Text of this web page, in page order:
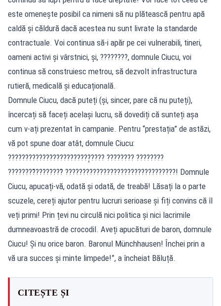
este omenește posibil ca nimeni să nu plătească pentru apă
caldă și căldură dacă acestea nu sunt livrate la standarde
contractuale. Voi continua să-i apăr pe cei vulnerabili, tineri,
oameni activi și vârstnici, și, ????????, domnule Ciucu, voi
continua să construiesc metrou, să dezvolt infrastructura
rutieră, medicală și educațională.
Domnule Ciucu, dacă puteți (și, sincer, pare că nu puteți),
încercați să faceți același lucru, să dovediți că sunteți așa
cum v-ați prezentat în campanie. Pentru “prestația” de astăzi,
vă pot spune doar atât, domnule Ciucu:
????????????????????????̦???? ???????? ????????
????????̆????????̆ ????????????????????????????????! Domnule
Ciucu, apucați-vă, odată și odată, de treabă! Lăsați la o parte
scuzele, cereți ajutor pentru lucruri serioase și fiți convins că îl
veți primi! Prin țevi nu circulă nici politica și nici lacrimile
dumneavoastră de crocodil. Aveți apucături de baron, domnule
Ciucu! Și nu orice baron. Baronul Münchhausen! Închei prin a
vă ura succes și minte limpede!”, a încheiat Băluță.
CITEȘTE ȘI